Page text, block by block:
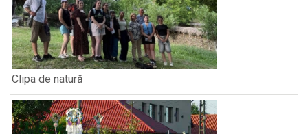
Clipa de natură